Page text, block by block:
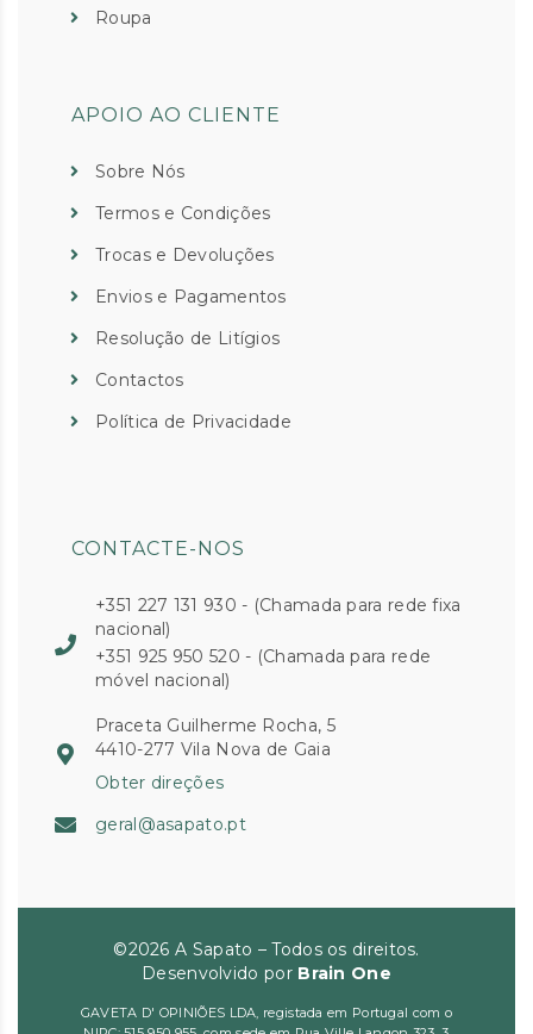
Roupa
APOIO AO CLIENTE
Sobre Nós
Termos e Condições
Trocas e Devoluções
Envios e Pagamentos
Resolução de Litígios
Contactos
Política de Privacidade
CONTACTE-NOS
+351 227 131 930 - (Chamada para rede fixa
nacional)
+351 925 950 520 - (Chamada para rede
móvel nacional)
Praceta Guilherme Rocha, 5
4410-277 Vila Nova de Gaia
Obter direções
geral@asapato.pt
©2026 A Sapato – Todos os direitos.
Desenvolvido por Brain One
GAVETA D' OPINIÕES LDA, registada em Portugal com o